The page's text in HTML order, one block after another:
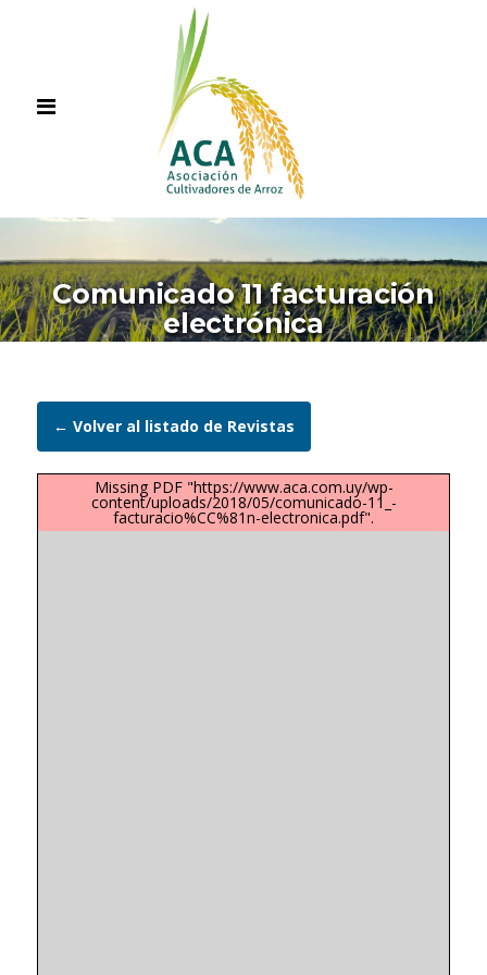
Comunicado 11 facturación
electrónica
← Volver al listado de Revistas
Missing PDF "https://www.aca.com.uy/wp-
content/uploads/2018/05/comunicado-11_-
facturacio%CC%81n-electronica.pdf".